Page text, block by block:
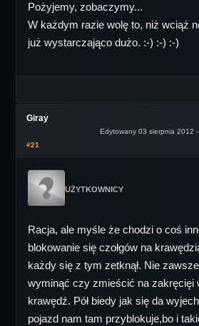
Pożyjemy, zobaczymy...
W każdym razie wolę to, niż wciąż
już wystarczająco dużo. :-) :-) :-)
Giray
Edytowany 03 sierpnia 2012
#21
UŻYTKOWNICY
Racja, ale myśle że chodzi o coś
blokowanie się czołgów na
każdy się z tym zetknął. Nie
wyminąć czy zmieścić na zakręcięi
krawędź. Pół biedy jak się da
pojazd nam tam przyblokuje,bo i